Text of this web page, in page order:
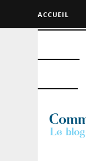
ACCUEIL